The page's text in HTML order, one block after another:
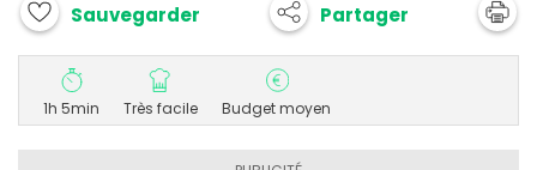
Sauvegarder Partager
1h 5min Très facile Budget moyen